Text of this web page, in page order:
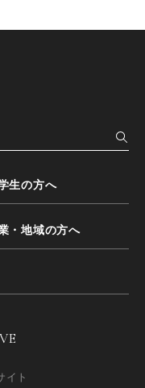
生の方へ
・地域の方へ
イト